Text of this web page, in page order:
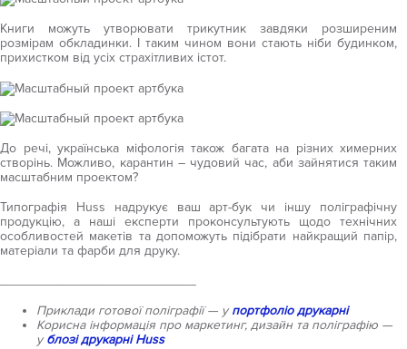
Книги можуть утворювати трикутник завдяки розширеним
розмірам обкладинки. І таким чином вони стають ніби будинком,
прихистком від усіх страхітливих істот.
До речі, українська міфологія також багата на різних химерних
створінь. Можливо, карантин – чудовий час, аби зайнятися таким
масштабним проектом?
Типографія Huss надрукує ваш арт-бук чи іншу поліграфічну
продукцію, а наші експерти проконсультують щодо технічних
особливостей макетів та допоможуть підібрати найкращий папір,
матеріали та фарби для друку.
Приклади готової поліграфії — упортфоліо друкарні
Корисна інформація про маркетинг, дизайн та поліграфію —
ублозі друкарні Huss